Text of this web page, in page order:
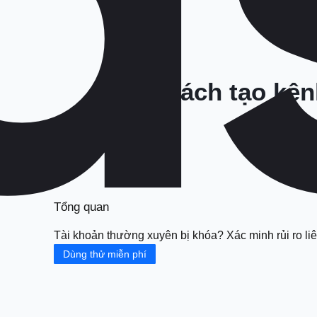
Cách tạo
Tổng quan
Tài khoản thường xuyên bị khóa? Xác minh rủi ro
Dùng thử miễn phí